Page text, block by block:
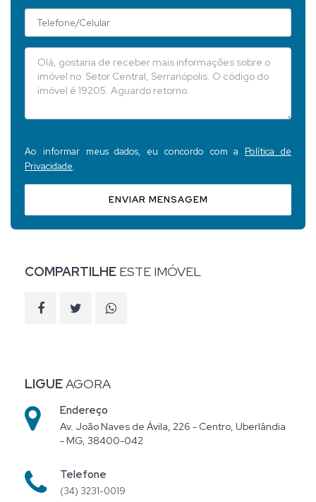
Ao informar meus dados, eu concordo com a Política de
Privacidade.
ENVIAR MENSAGEM
COMPARTILHE ESTE IMÓVEL
LIGUEAGORA
Endereço
Av. João Naves de Ávila, 226 - Centro, Uberlândia
- MG, 38400-042
Telefone
(34) 3231-0019